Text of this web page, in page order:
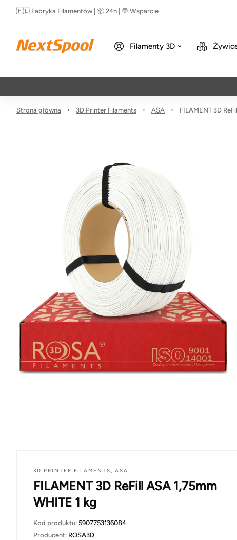
🇵🇱 Fabryka Filamentów | 📦 24h | 💬 Wsparcie
Filamenty 3D
Strona główna 3D Printer Filaments ASA FILAMENT 3D
3D PRINTER FILAMENTS, ASA
FILAMENT 3D ReFill ASA 1,75mm
WHITE 1 kg
Kod produktu: 5907753136084
Producent: ROSA3D